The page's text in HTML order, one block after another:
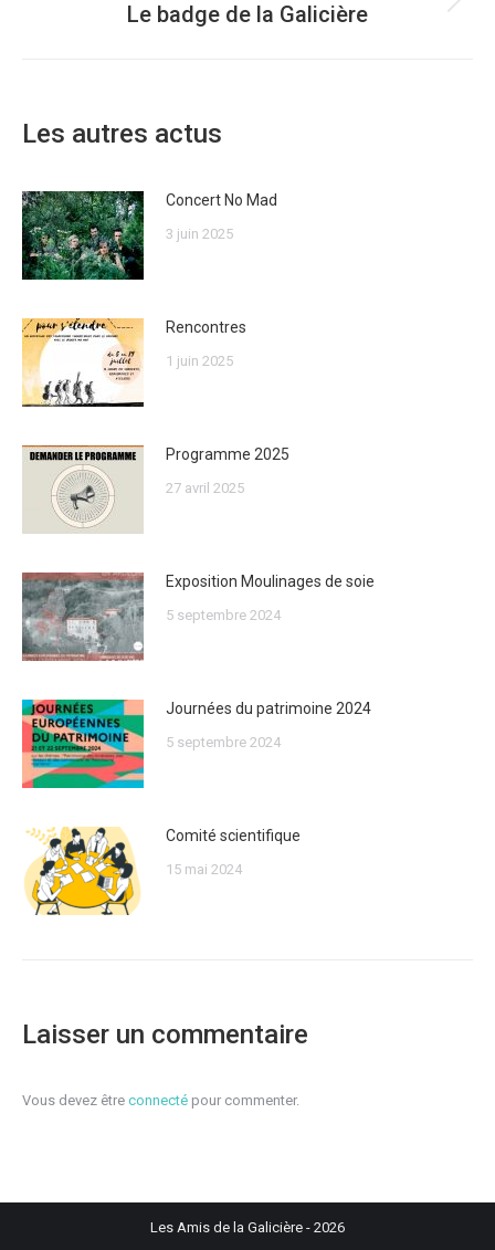
Article
Le badge de la Galicière
Les autres actus
Concert No Mad
3 juin 2025
Rencontres
1 juin 2025
Programme 2025
27 avril 2025
Exposition Moulinages de soie
5 septembre 2024
Journées du patrimoine 2024
5 septembre 2024
Comité scientifique
15 mai 2024
Laisser un commentaire
Vous devez être connecté pour commenter.
Les Amis de la Galicière - 2026